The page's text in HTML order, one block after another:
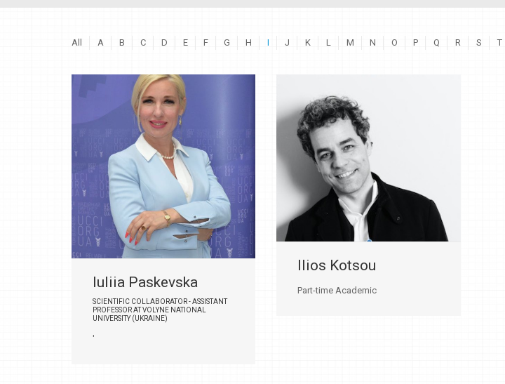
All A B C D E F G H I J K L M N O P Q R S T
Iuliia Paskevska
SCIENTIFIC COLLABORATOR - ASSISTANT
PROFESSOR AT VOLYNE NATIONAL
UNIVERSITY (UKRAINE)
'
Ilios Kotsou
Part-time Academic